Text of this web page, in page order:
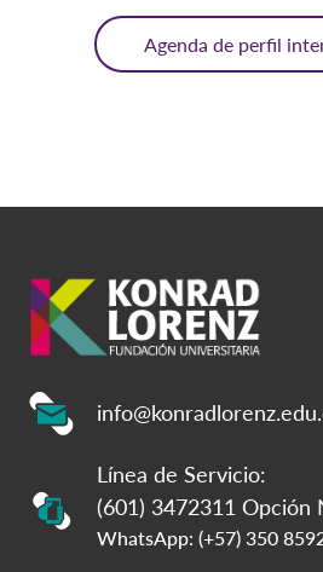
Agenda de perfil
Línea de Servicio:
(601) 3472311 Opción
WhatsApp: (+57) 350